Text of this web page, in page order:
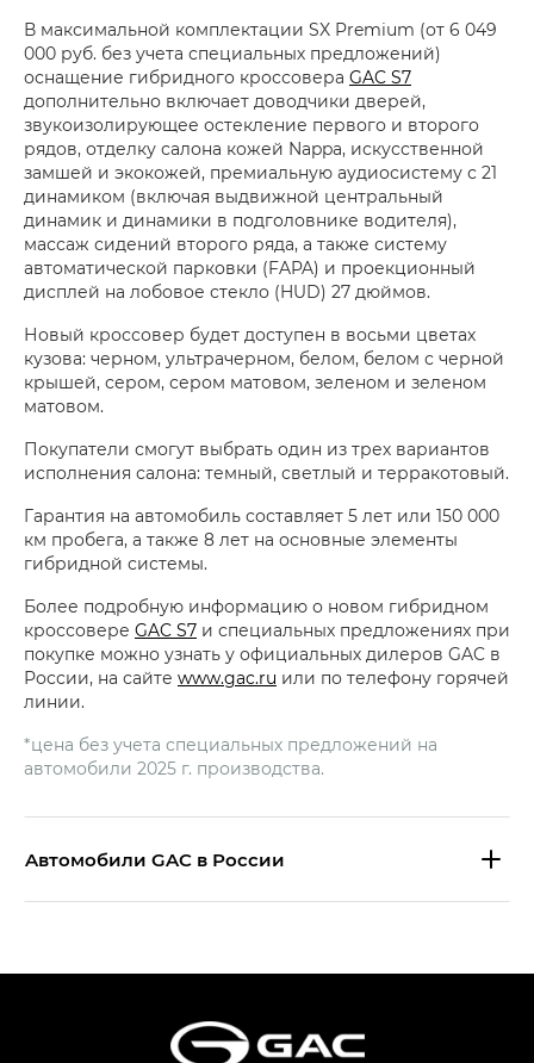
В максимальной комплектации SX Premium (от 6 049
000 руб. без учета специальных предложений)
оснащение гибридного кроссовера GAC S7
дополнительно включает доводчики дверей,
звукоизолирующее остекление первого и второго
рядов, отделку салона кожей Nappa, искусственной
замшей и экокожей, премиальную аудиосистему с 21
динамиком (включая выдвижной центральный
динамик и динамики в подголовнике водителя),
массаж сидений второго ряда, а также систему
автоматической парковки (FAPA) и проекционный
дисплей на лобовое стекло (HUD) 27 дюймов.
Новый кроссовер будет доступен в восьми цветах
кузова: черном, ультрачерном, белом, белом с черной
крышей, сером, сером матовом, зеленом и зеленом
матовом.
Покупатели смогут выбрать один из трех вариантов
исполнения салона: темный, светлый и терракотовый.
Гарантия на автомобиль составляет 5 лет или 150 000
км пробега, а также 8 лет на основные элементы
гибридной системы.
Более подробную информацию о новом гибридном
кроссовере GAC S7 и специальных предложениях при
покупке можно узнать у официальных дилеров GAC в
России, на сайте www.gac.ru или по телефону горячей
линии.
*цена без учета специальных предложений на
автомобили 2025 г. производства.
Aвтомобили GAC в России
Эс Икс ПРЕМИУМ — SX PREMIUM
S7 — Эс 7 (S7) в комплектациях
Эс Икс ПРЕМИУМ — SX PREMIUM, Эс Тэ — ST